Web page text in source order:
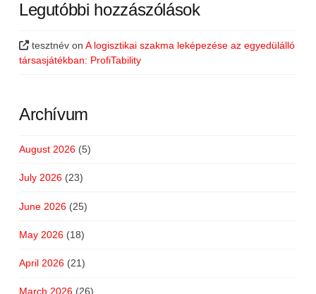
Legutóbbi hozzászólások
tesztnév onA logisztikai szakma leképezése az egyedülálló
társasjátékban: ProfiTability
Archívum
August 2026(5)
July 2026(23)
June 2026(25)
May 2026(18)
April 2026(21)
March 2026(26)